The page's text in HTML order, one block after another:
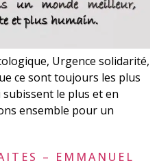
Urgence solidarité,
ce sont toujours les plus
le plus et en
ensemble pour un
– EMMANUEL